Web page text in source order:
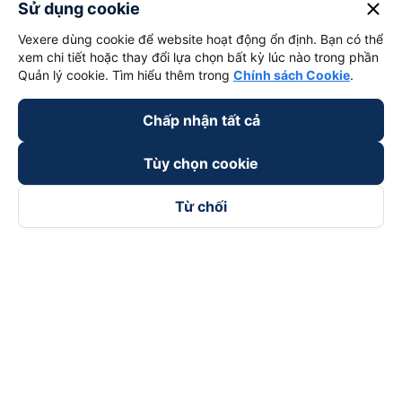
Sử dụng cookie close
Vexere dùng cookie để website hoạt động ổn định. Bạn có thể
xem chi tiết hoặc thay đổi lựa chọn bất kỳ lúc nào trong phần
Quản lý cookie. Tìm hiểu thêm trong Chính sách Cookie.
Chấp nhận tất cả
Tùy chọn cookie
Từ chối